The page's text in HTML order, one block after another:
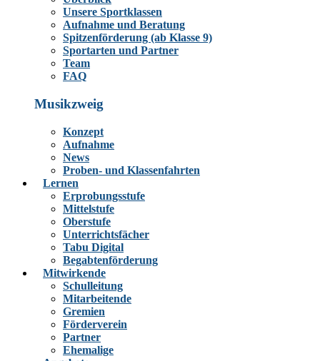
Unsere Sportklassen
Aufnahme und Beratung
Spitzenförderung (ab Klasse 9)
Sportarten und Partner
Team
FAQ
Musikzweig
Konzept
Aufnahme
News
Proben- und Klassenfahrten
Lernen
Erprobungsstufe
Mittelstufe
Oberstufe
Unterrichtsfächer
Tabu Digital
Begabtenförderung
Mitwirkende
Schulleitung
Mitarbeitende
Gremien
Förderverein
Partner
Ehemalige